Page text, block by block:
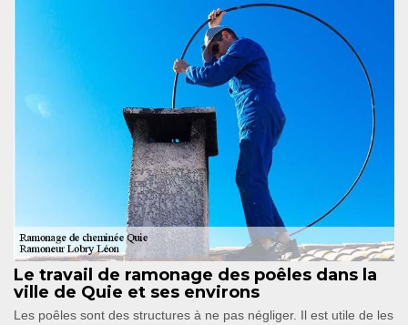
Le travail de ramonage des poêles dans la
ville de Quie et ses environs
Les poêles sont des structures à ne pas négliger. Il est utile de les